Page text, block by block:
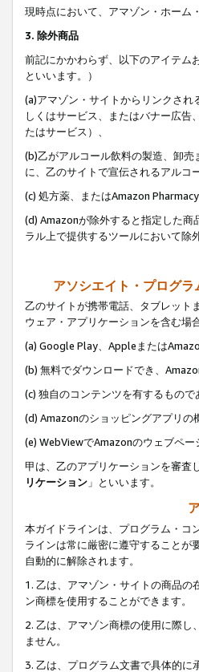
現時点において、アマゾン・ホーム
3. 除外商品
前記にかかわらず、以下のアイテム
といいます。）
(a)アマゾン・サイトからリンクさ
しくはサービス、またはバナー広告
たはサービス）、
(b)乙がアルコール飲料の製造、卸
に、乙のサイトで宣伝されるアルコ
(c) 処方薬、またはAmazon
(d) Amazonが除外すると指定した
ラル上で提供するツールにおいて除
アソシエイト・プログ
乙のサイトが携帯電話、タブレット
ウェア・アプリケーションを含む場
(a) Google Play、Appleまたは
(b) 無料でダウンロードでき、
(c) 独自のコンテンツを有するもので
(d) Amazonのショッピングアプリ
(e) WebViewでAmazonのウェブペ
甲は、乙のアプリケーションを審査
リケーション 」といいます。
本ガイドラインは、プログラム・コ
ラインは常に厳密に遵守することが
自動的に解除されます。
1. 乙は、アマゾン・サイトの商品
ン商標を使用することができます。
2. 乙は、アマゾン商標の使用に際
ません。
3. 乙は、プログラム文書で具体的